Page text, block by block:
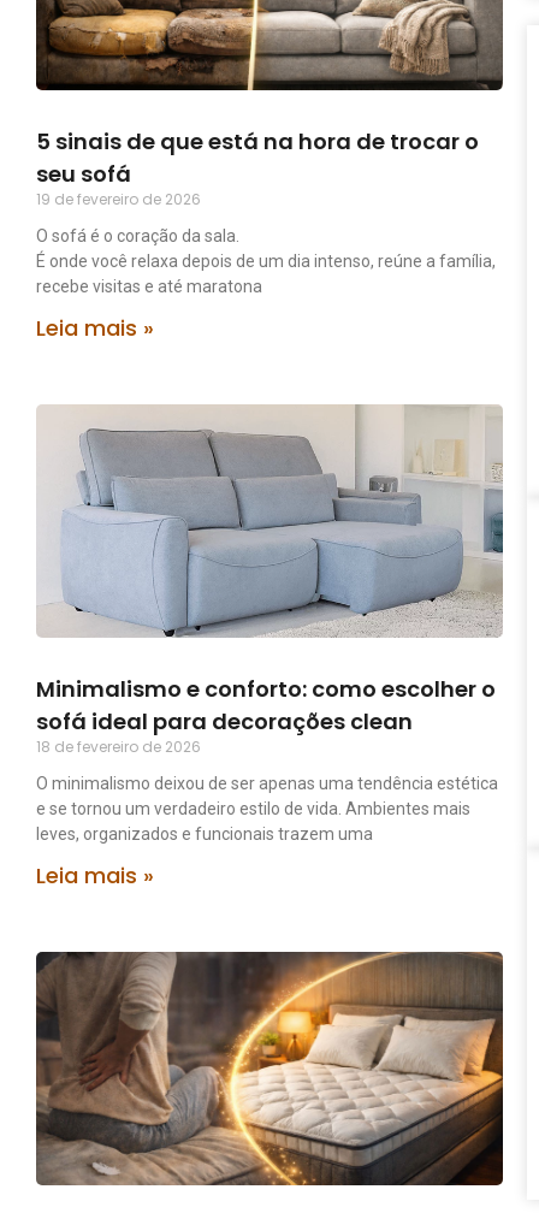
5 sinais de que está na hora de trocar o
seu sofá
19 de fevereiro de 2026
O sofá é o coração da sala.
É onde você relaxa depois de um dia intenso, reúne a família,
recebe visitas e até maratona
Leia mais »
Minimalismo e conforto: como escolher o
sofá ideal para decorações clean
18 de fevereiro de 2026
O minimalismo deixou de ser apenas uma tendência estética
e se tornou um verdadeiro estilo de vida. Ambientes mais
leves, organizados e funcionais trazem uma
Leia mais »